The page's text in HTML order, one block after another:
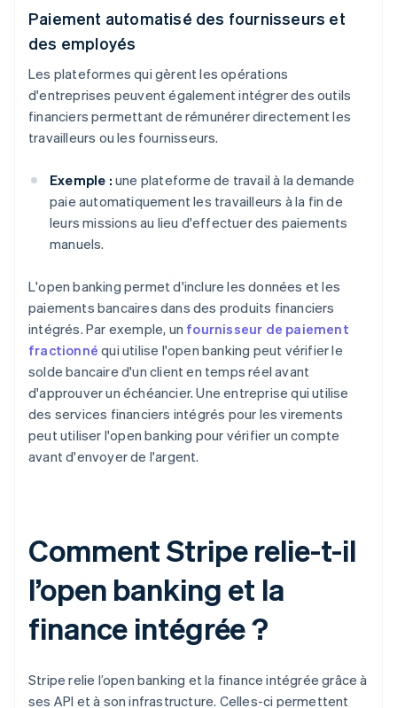
Paiement automatisé des fournisseurs et
des employés
Les plateformes qui gèrent les opérations
d'entreprises peuvent également intégrer des outils
financiers permettant de rémunérer directement les
travailleurs ou les fournisseurs.
Exemple : une plateforme de travail à la demande
paie automatiquement les travailleurs à la fin de
leurs missions au lieu d'effectuer des paiements
manuels.
L'open banking permet d'inclure les données et les
paiements bancaires dans des produits financiers
intégrés. Par exemple, un fournisseur de paiement
fractionné qui utilise l'open banking peut vérifier le
solde bancaire d'un client en temps réel avant
d'approuver un échéancier. Une entreprise qui utilise
des services financiers intégrés pour les virements
peut utiliser l'open banking pour vérifier un compte
avant d'envoyer de l'argent.
Comment Stripe relie-t-il
l’open banking et la
finance intégrée ?
Stripe relie l’open banking et la finance intégrée grâce à
ses API et à son infrastructure. Celles-ci permettent